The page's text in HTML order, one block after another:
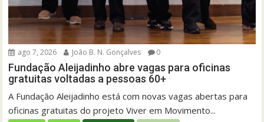
ago 7, 2026 João B. N. Gonçalves 0
Fundação Aleijadinho abre vagas para oficinas
gratuitas voltadas a pessoas 60+
A Fundação Aleijadinho está com novas vagas abertas para
oficinas gratuitas do projeto Viver em Movimento...